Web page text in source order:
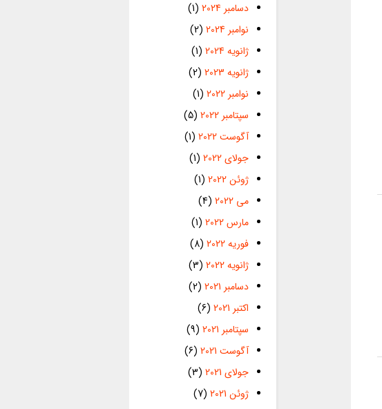
دسامبر 2024
(1)
نوامبر 2024
(2)
ژانویه 2024
(1)
ژانویه 2023
(2)
نوامبر 2022
(1)
سپتامبر 2022
(5)
آگوست 2022
(1)
جولای 2022
(1)
ژوئن 2022
(1)
می 2022
(4)
مارس 2022
(1)
فوریه 2022
(8)
ژانویه 2022
(3)
دسامبر 2021
(2)
اکتبر 2021
(6)
سپتامبر 2021
(9)
آگوست 2021
(6)
جولای 2021
(3)
ژوئن 2021
(7)